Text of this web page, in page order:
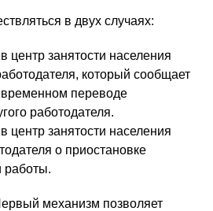
в двух случаях:
центр занятости населения
который сообщает
временном переводе
работодателя.
центр занятости населения
о приостановке
работы.
механизм позволяет